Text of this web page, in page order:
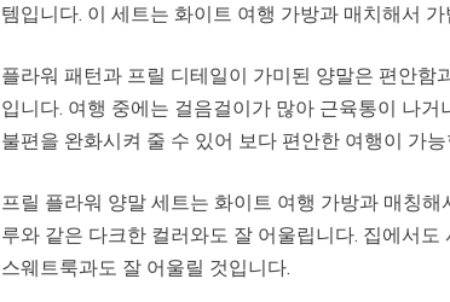
템입니다. 이 세트는 화이트 여행 가방과 매치해서
플라워 패턴과 프릴 디테일이 가미된 양말은 편안
입니다. 여행 중에는 걸음걸이가 많아 근육통이 나
불편을 완화시켜 줄 수 있어 보다 편안한 여행이 가능
프릴 플라워 양말 세트는 화이트 여행 가방과 매칭
루와 같은 다크한 컬러와도 잘 어울립니다. 집에서
스웨트룩과도 잘 어울릴 것입니다.